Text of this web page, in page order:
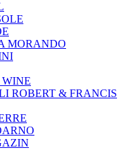
MORANDO
ROBERT & FRANCIS